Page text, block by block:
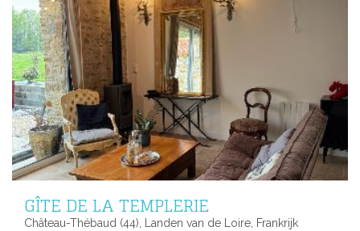
GÎTE DE LA TEMPLERIE
Château-Thébaud (44), Landen van de Loire, Frankrijk